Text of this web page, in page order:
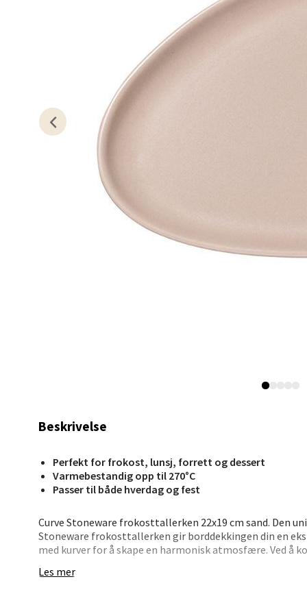
Beskrivelse
Perfekt for frokost, lunsj, forrett og dessert
Varmebestandig opp til 270°C
Passer til både hverdag og fest
Curve Stoneware frokosttallerken 22x19 cm sand. Den
Stoneware frokosttallerken gir borddekkingen din en
med kurver for å skape en harmonisk atmosfære. Ved å
og festlige anledninger.
Les mer